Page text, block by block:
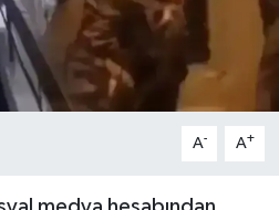
A- A+